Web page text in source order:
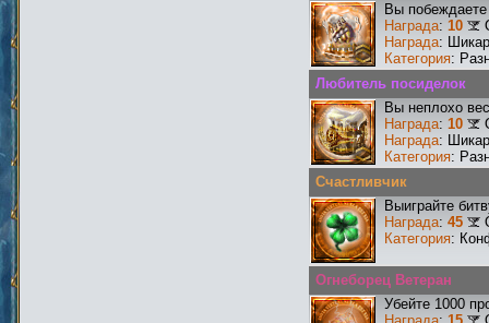
Вы
Награда: 10
Награда:
Категория:
Любитель посиделок
Вы неплохо
Награда: 10
Награда:
Категория:
Счастливчик
Выиграйте
Награда: 45
Категория:
Огнеборец Ветеран
Убейте 1000